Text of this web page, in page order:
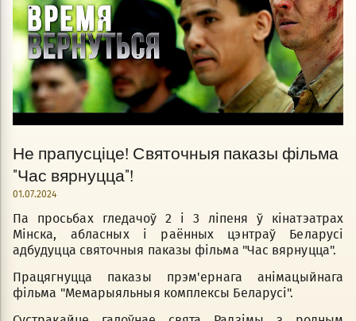
Не прапусціце! Святочныя паказы фільма
"Час вярнуцца"!
01.07.2024
Па просьбах гледачоў 2 і 3 ліпеня ў кінатэатрах
Мінска, абласных і раённых цэнтраў Беларусі
адбудуцца святочныя паказы фільма "Час вярнуцца".
Працягнуцца паказы прэм'ернага анімацыйнага
фільма "Мемарыяльныя комплексы Беларусі".